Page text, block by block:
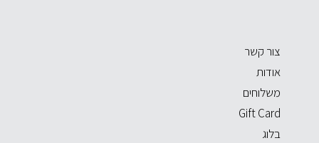
צור קשר
אודות
משלוחים
Gift Card
בלוג